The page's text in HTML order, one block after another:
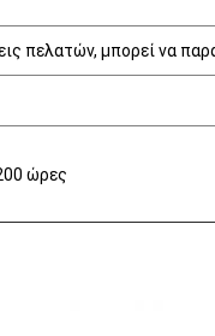
πελατών, μπορεί να
ώρες